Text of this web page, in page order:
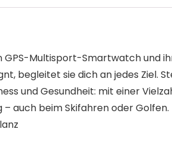
GPS-Multisport-Smartwatch und
begleitet sie dich an jedes Ziel.
und Gesundheit: mit einer
auch beim Skifahren oder